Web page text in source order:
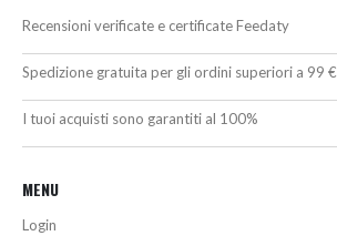
Recensioni verificate e certificate Feedaty
Spedizione gratuita per gli ordini superiori a 99 €
I tuoi acquisti sono garantiti al 100%
MENU
Login